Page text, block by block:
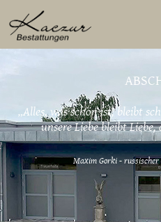
„Alles, was schön ist, bleibt
unsere Liebe bleibt
Maxim Gorki - russischer